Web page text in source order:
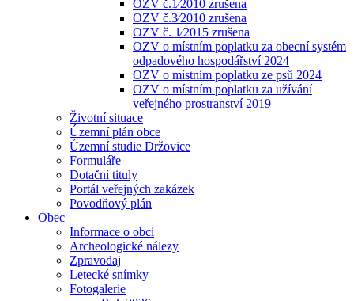
OZV č.1⁄2010 zrušena
OZV č.3⁄2010 zrušena
OZV č. 1⁄2015 zrušena
OZV o místním poplatku za obecní systém
odpadového hospodářství 2024
OZV o místním poplatku ze psů 2024
OZV o místním poplatku za užívání
veřejného prostranství 2019
Životní situace
Územní plán obce
Územní studie Držovice
Formuláře
Dotační tituly
Portál veřejných zakázek
Povodňový plán
Obec
Informace o obci
Archeologické nálezy
Zpravodaj
Letecké snímky
Fotogalerie